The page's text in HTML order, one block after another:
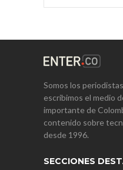
Somos los
escribimos el medio
importante de
contenido sobre
desde 1996.
SECCIONES